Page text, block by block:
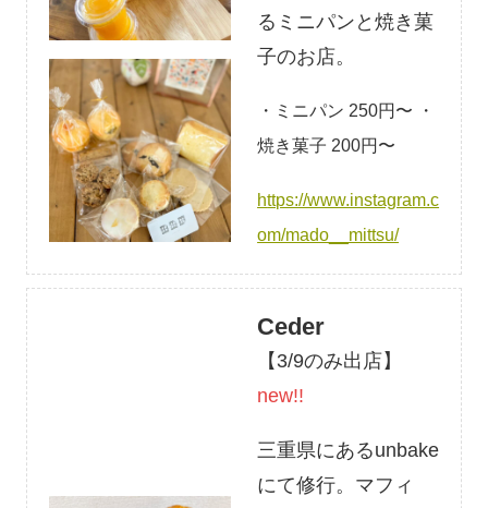
るミニパンと焼き菓
子のお店。
・ミニパン 250円〜 ・
焼き菓子 200円〜
https://www.instagram.c
om/mado__mittsu/
Ceder
【3/9のみ出店】
new!!
三重県にあるunbake
にて修行。マフィ